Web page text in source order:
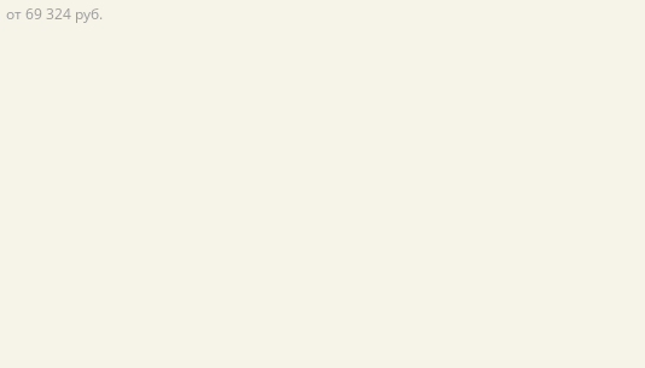
от 69 324 руб.